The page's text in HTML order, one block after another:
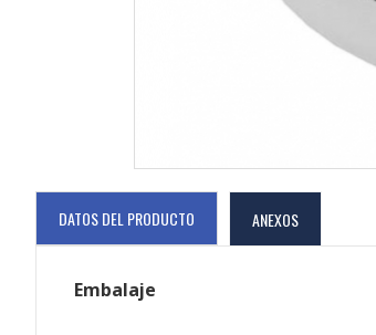
DATOS DEL PRODUCTO ANEXOS
Embalaje